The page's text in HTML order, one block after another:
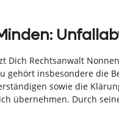
Dich Rechtsanwalt
gehört insbesondere die
sowie die
übernehmen. Durch